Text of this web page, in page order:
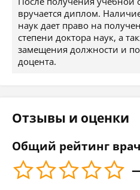
вручается диплом.
наук дает право на
степени доктора наук, а
замещения должности и
доцента.
Отзывы и оценки
Общий рейтинг